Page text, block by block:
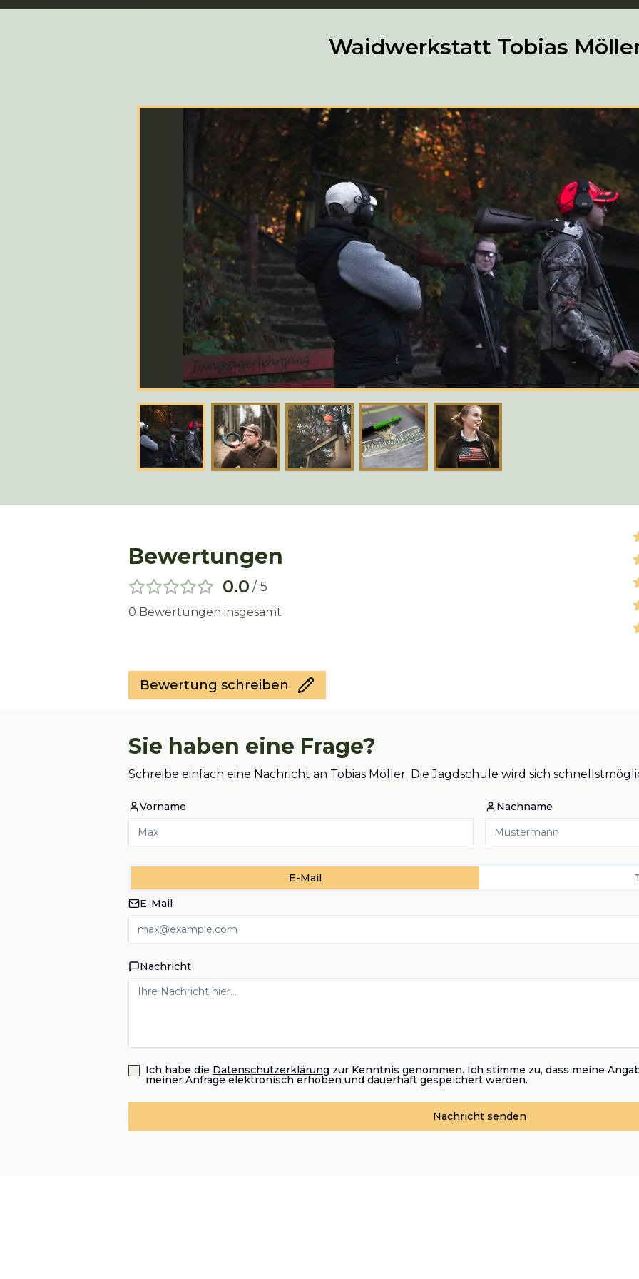
Waidwerkstatt Tobias
Bewertungen
0.0 / 5
0 Bewertungen insgesamt
Bewertung schreiben
Sie haben eine Frage?
Schreibe einfach eine Nachricht an Tobias Möller. Die Jagdschule wird sich
Vorname Nachname
E-Mail
E-Mail
Nachricht
Ich habe die Datenschutzerklärung zur Kenntnis genommen. Ich stimme zu, dass meine
meiner Anfrage elektronisch erhoben und dauerhaft gespeichert werden.
Nachricht senden